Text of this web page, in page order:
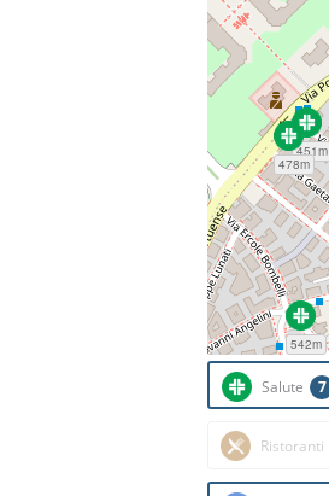
542m
478m
451m
Salute 7
Ristoranti